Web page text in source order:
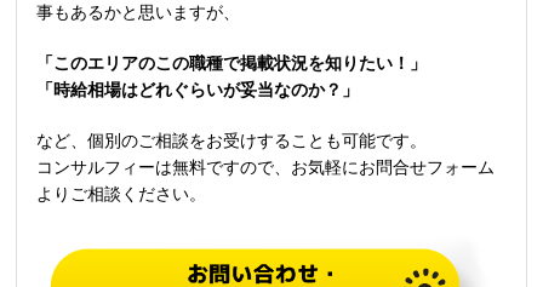
事もあるかと思いますが、
「このエリアのこの職種で掲載状況を知りたい！」
「時給相場はどれぐらいが妥当なのか？」
など、個別のご相談をお受けすることも可能です。
コンサルフィーは無料ですので、お気軽にお問合せフォーム
よりご相談ください。